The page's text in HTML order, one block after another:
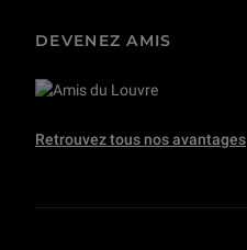
DEVENEZ AMIS
Retrouvez tous nos avantages